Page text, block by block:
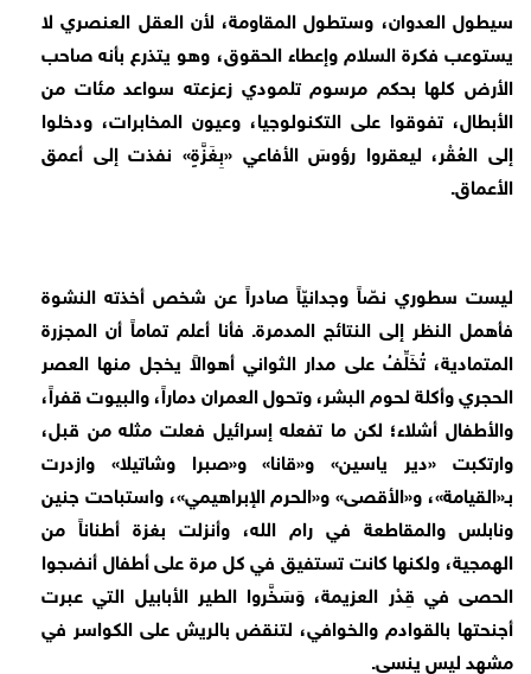
سيطول العدوان، وستطول المقاومة، لأن العقل العنصري لا
يستوعب فكرة السلام وإعطاء الحقوق، وهو يتذرع بأنه صاحب
الأرض كلها بحكم مرسوم تلمودي زعزعته سواعد مئات من
الأبطال، تفوقوا على التكنولوجيا، وعيون المخابرات، ودخلوا
إلى العُقْر، ليعقروا رؤوسَ الأفاعي «بِغَزَّةٍ» نفذت إلى أعمق
الأعماق.
ليست سطوري نصّاً وجدانيّاً صادراً عن شخص أخذته النشوة
فأهمل النظر إلى النتائج المدمرة. فأنا أعلم تماماً أن المجزرة
المتمادية، تُخَلِّفُ على مدار الثواني أهوالاً يخجل منها العصر
الحجري وأكلة لحوم البشر، وتحول العمران دماراً، والبيوت قفراً،
والأطفال أشلاء؛ لكن ما تفعله إسرائيل فعلت مثله من قبل،
وارتكبت «دير ياسين» و«قانا» و«صبرا وشاتيلا» وازدرت
بـ«القيامة»، و«الأقصى» و«الحرم الإبراهيمي»، واستباحت جنين
ونابلس والمقاطعة في رام الله، وأنزلت بغزة أطناناً من
الهمجية، ولكنها كانت تستفيق في كل مرة على أطفال أنضجوا
الحصى في قِدْر العزيمة، وَسَخَّروا الطير الأبابيل التي عبرت
أجنحتها بالقوادم والخوافي، لتنقض بالريش على الكواسر في
مشهد ليس ينسى.